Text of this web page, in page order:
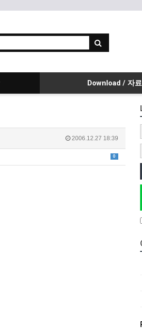
Download / 자
2006.12.27 18:39
0